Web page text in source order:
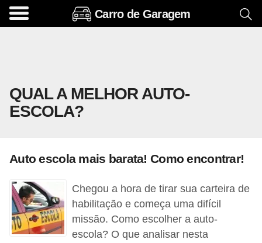
Carro de Garagem
QUAL A MELHOR AUTO-
ESCOLA?
Auto escola mais barata! Como encontrar!
Chegou a hora de tirar sua carteira de
habilitação e começa uma difícil
missão. Como escolher a auto-
escola? O que analisar nesta
A
s
ó
o
s
e
o
p